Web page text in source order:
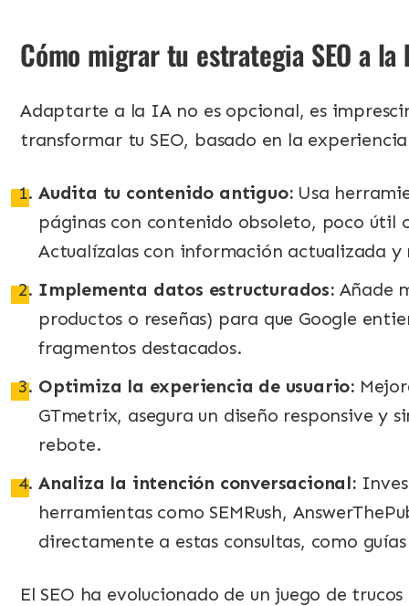
Cómo migrar tu estrategia SEO a
Adaptarte a la IA no es opcional, es
transformar tu SEO, basado en la
Audita tu contenido antiguo:Usa
páginas con contenido obsoleto, poco útil
Actualízalas con información actualizada y
Implementa datos estructurados:Añade
productos o reseñas) para que Google
fragmentos destacados.
Optimiza la experiencia de usuario:
GTmetrix, asegura un diseño responsive y
rebote.
Analiza la intención conversacional:
herramientas como SEMRush,
directamente a estas consultas, como
El SEO ha evolucionado de un juego de